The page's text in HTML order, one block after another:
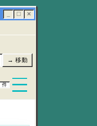
☐ ✕
→ 移動
件